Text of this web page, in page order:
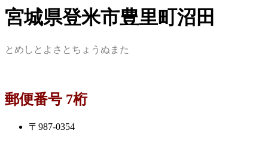
宮城県登米市豊里町沼田
とめしとよさとちょうぬまた
郵便番号 7桁
〒987-0354